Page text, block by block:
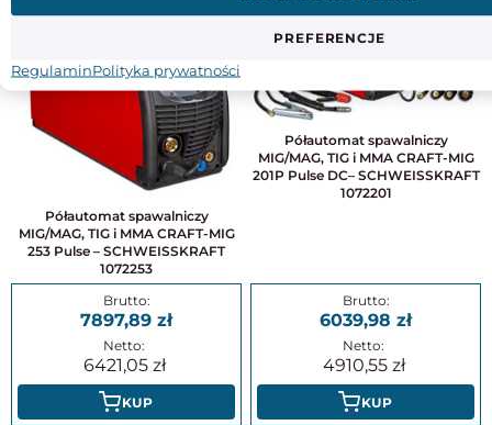
Półautomat spawalniczy
MIG/MAG, TIG i MMA CRAFT-MIG
253 Pulse – SCHWEISSKRAFT
1072253
7897,89
6421,05
KUP
Półautomat spawalniczy
MIG/MAG, TIG i MMA CRAFT-MIG
201P Pulse DC– SCHWEISSKRAFT
1072201
6039,98
4910,55
KUP
PREFERENCJE
RegulaminPolityka prywatności